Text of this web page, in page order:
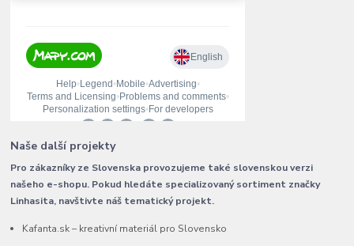
Naše další projekty
Pro zákazníky ze Slovenska provozujeme také slovenskou verzi
našeho e-shopu. Pokud hledáte specializovaný sortiment značky
Linhasita, navštivte náš tematický projekt.
Kafanta.sk – kreativní materiál pro Slovensko